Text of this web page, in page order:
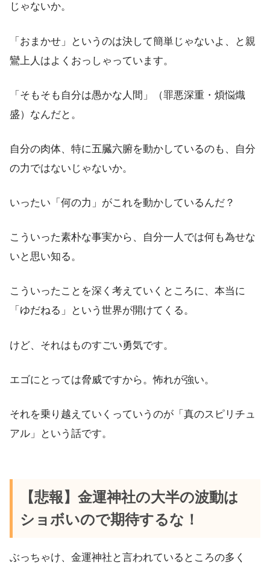
じゃないか。
「おまかせ」というのは決して簡単じゃないよ、と親
鸞上人はよくおっしゃっています。
「そもそも自分は愚かな人間」（罪悪深重・煩悩熾
盛）なんだと。
自分の肉体、特に五臓六腑を動かしているのも、自分
の力ではないじゃないか。
いったい「何の力」がこれを動かしているんだ？
こういった素朴な事実から、自分一人では何も為せな
いと思い知る。
こういったことを深く考えていくところに、本当に
「ゆだねる」という世界が開けてくる。
けど、それはものすごい勇気です。
エゴにとっては脅威ですから。怖れが強い。
それを乗り越えていくっていうのが「真のスピリチュ
アル」という話です。
【悲報】金運神社の大半の波動は
ショボいので期待するな！
ぶっちゃけ、金運神社と言われているところの多く